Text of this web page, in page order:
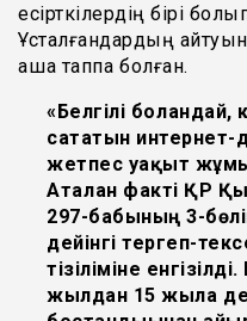
есірткілердің бірі
Ұсталғандардың
ақша таппақ болған.
«Белгілі болғандай,
сататын интернет-
жетпес уақыт
Аталған факті ҚР
297-бабының 3-
дейінгі тергеп-
тізіліміне
жылдан 15 жылға